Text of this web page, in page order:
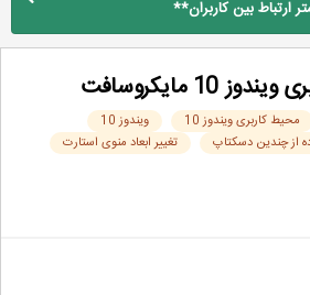
ارتباط بین کاربران**
کاربری ویندوز 10
ویندوز 10
چندین دسکتاپ
تغییر ابعاد منوی استارت